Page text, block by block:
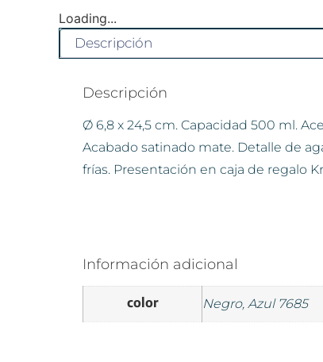
Loading...
Descripción
Descripción
Ø 6,8 x 24,5 cm. Capacidad 500 ml.
Acabado satinado mate. Detalle de
frías. Presentación en caja de regalo
Información adicional
color Negro, Azul 7685